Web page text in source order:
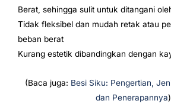
Berat, sehingga sulit untuk ditangani
Tidak fleksibel dan mudah retak atau
beban berat
Kurang estetik dibandingkan dengan
(Baca juga: Besi Siku: Pengertian,
dan Penerapannya)